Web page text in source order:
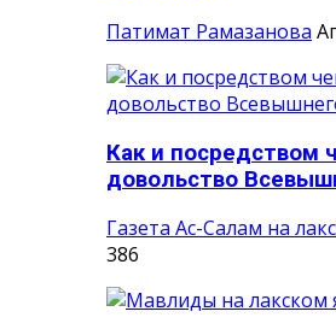
Патимат Рамазанова
Как и посредством
довольство
Газета Ас-Салам на
386